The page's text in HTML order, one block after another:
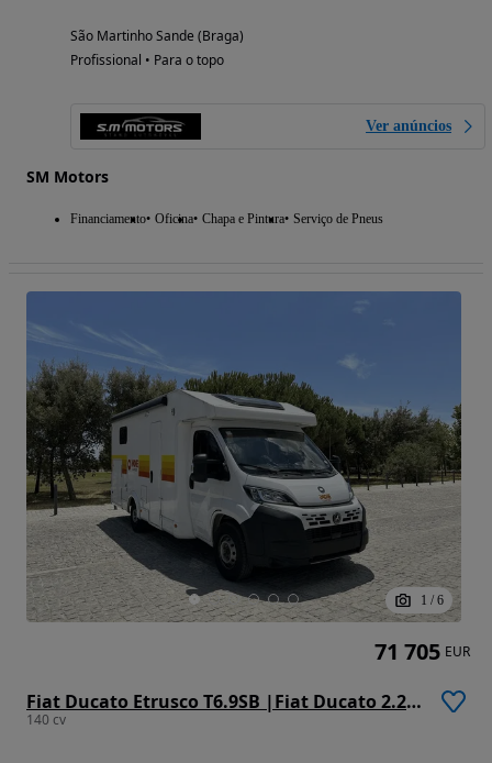
São Martinho Sande (Braga)
Profissional • Para o topo
Ver anúncios
SM Motors
Financiamento Oficina Chapa e Pintura Serviço de Pneus
1 / 6
Fiat Ducato Etrusco T6.9SB |Fiat Ducato 2.2 Mjet 140 cv | Automático
140 cv
71 705 EUR